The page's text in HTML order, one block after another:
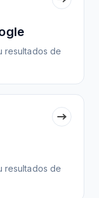
resultados de
resultados de